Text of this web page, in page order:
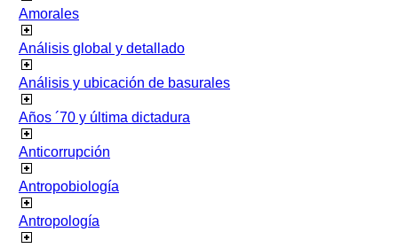
Amorales
Análisis global y detallado
Análisis y ubicación de basurales
Años ´70 y última dictadura
Anticorrupción
Antropobiología
Antropología